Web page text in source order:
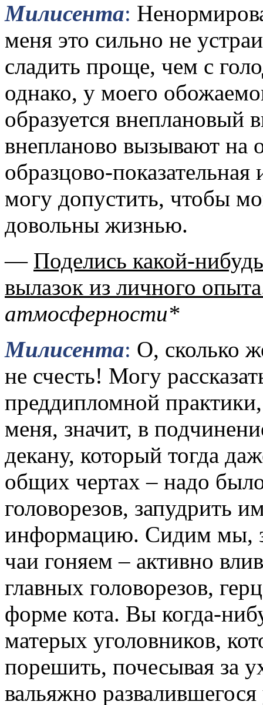
Милисента:
меня это сильно не
сладить проще, чем с
однако, у моего
образуется внеплановый
внепланово вызывают на
образцово-
могу допустить, чтобы
довольны жизнью.
— Поделись какой-
вылазок из личного
атмосферности*
Милисента: О, сколько
не счесть! Могу
преддипломной
меня, значит, в
декану, который тогда
общих чертах – надо
головорезов, запудрить
информацию. Сидим мы,
чаи гоняем – активно
главных головорезов,
форме кота. Вы когда-
матерых уголовников,
порешить, почесывая за
вальяжно